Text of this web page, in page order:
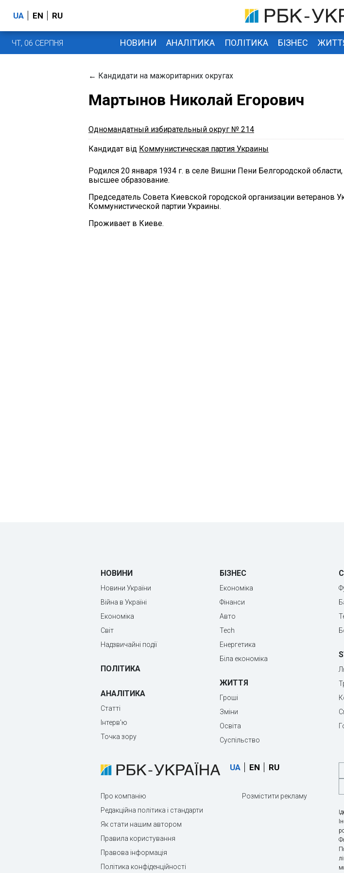
UA EN RU
ЧТ, 06 СЕРПНЯ НОВИНИ АНАЛІТИКА ПОЛІТИКА БІЗНЕС
← Кандидати на мажоритарних округах
Мартынов Николай Егорович
Одномандатный избирательный округ № 214
Кандидат від Коммунистическая партия Украины
Родился 20 января 1934 г. в селе Вишни Пени Белгородской
высшее образование.
Председатель Совета Киевской городской организации ветеранов
Коммунистической партии Украины.
Проживает в Киеве.
НОВИНИ
Новини України
Війна в Україні
Економіка
Світ
Надзвичайні події
ПОЛІТИКА
АНАЛІТИКА
Статті
Інтерв'ю
Точка зору
БІЗНЕС
Економіка
Фінанси
Авто
Tech
Енергетика
Біла економіка
ЖИТТЯ
Гроші
Зміни
Освіта
Суспільство
UA EN RU
Про компанію
Редакційна політика і стандарти
Як стати нашим автором
Правила користування
Правова інформація
Політика конфіденційності
Розмістити рекламу